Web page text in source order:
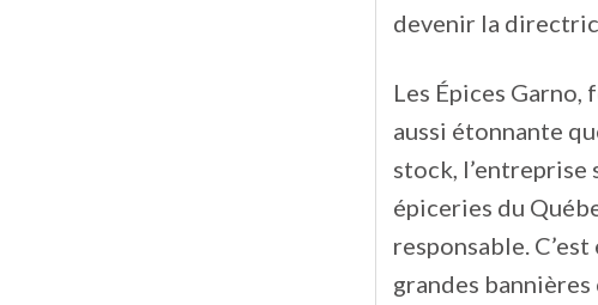
devenir la
Les Épices
aussi étonnante
stock, l’entreprise
épiceries du
responsable.
grandes